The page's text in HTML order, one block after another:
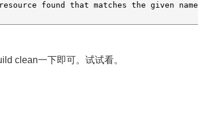
found that matches the given name
clean一下即可。试试看。